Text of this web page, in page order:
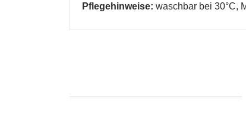
Pflegehinweise: waschbar bei 30°C,